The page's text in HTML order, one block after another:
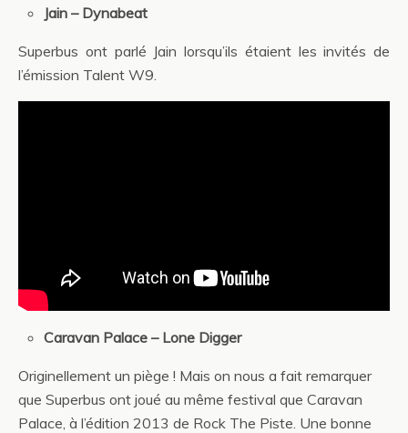
Jain – Dynabeat
Superbus ont parlé Jain lorsqu’ils étaient les invités de
l’émission Talent W9.
Caravan Palace – Lone Digger
Originellement un piège ! Mais on nous a fait remarquer
que Superbus ont joué au même festival que Caravan
Palace, à l’édition 2013 de Rock The Piste. Une bonne